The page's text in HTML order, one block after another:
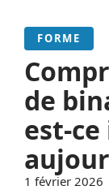
FORME
de
est-
1 février 2026